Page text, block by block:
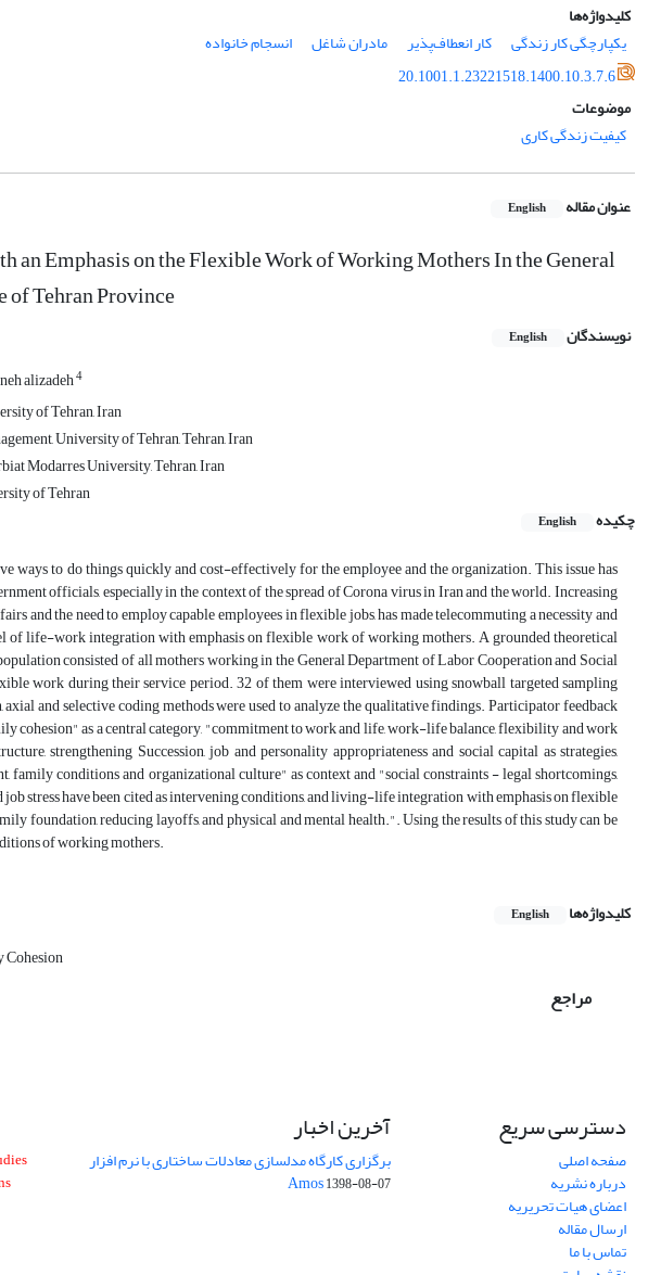
کلیدواژه‌ها
یکپارچگی کار زندگی
کار انعطاف‌پذیر مادران شاغل
انسجام خانواده
20.1001.1.23221518.1400.10.3.7.6
موضوعات
کیفیت زندگی کاری
عنوان مقاله English
Emphasis on the Flexible Work of Working Mothers In the General
Tehran Province
نویسندگان English
alizadeh4
of Tehran, Iran
University of Tehran, Tehran, Iran
Modarres University, Tehran, Iran
of Tehran
چکیده
English
to do things quickly and cost-effectively for the employee and the organization. This issue has
officials, especially in the context of the spread of Corona virus in Iran and the world. Increasing
and the need to employ capable employees in flexible jobs, has made telecommuting a necessity and
of life-work integration with emphasis on flexible work of working mothers. A grounded theoretical
consisted of all mothers working in the General Department of Labor Cooperation and Social
work during their service period. 32 of them were interviewed using snowball targeted sampling
and selective coding methods were used to analyze the qualitative findings. Participator feedback
cohesion" as a central category, "commitment to work and life, work-life balance, flexibility and work
strengthening Succession, job and personality appropriateness and social capital as strategies,
family conditions and organizational culture" as context and "social constraints - legal shortcomings,
stress have been cited as intervening conditions, and living-life integration with emphasis on flexible
foundation, reducing layoffs, and physical and mental health.". Using the results of this study can be
of working mothers.
کلیدواژه‌ها English
مراجع
دسترسی سریع
صفحه اصلی
درباره نشریه
اعضای هیات تحریریه
ارسال مقاله
تماس با ما
آخرین اخبار
برگزاری کارگاه مدلسازی معادلات ساختاری با نرم افزار
Amos1398-08-07